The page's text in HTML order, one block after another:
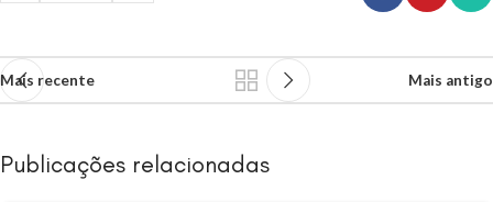
Mais recente Mais antigo
Publicações relacionadas